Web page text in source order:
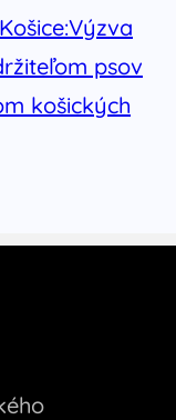
psov
košických